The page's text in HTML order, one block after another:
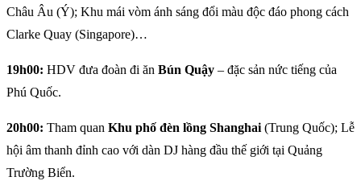
Châu Âu (Ý); Khu mái vòm ánh sáng đổi màu độc đáo phong cách
Clarke Quay (Singapore)…
19h00: HDV đưa đoàn đi ăn Bún Quậy – đặc sản nức tiếng của
Phú Quốc.
20h00: Tham quan Khu phố đèn lồng Shanghai (Trung Quốc); Lễ
hội âm thanh đỉnh cao với dàn DJ hàng đầu thế giới tại Quảng
Trường Biển.